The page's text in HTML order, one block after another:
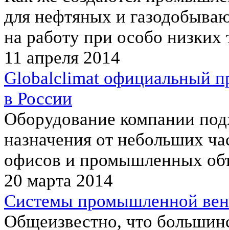
для нефтяных и
на работу при особо низких
11 апреля 2014
Globalclimat официальный
в России
Оборудование компании
назначения от небольших
офисов и промышленных
20 марта 2014
Системы промышленной
Общеизвестно, что